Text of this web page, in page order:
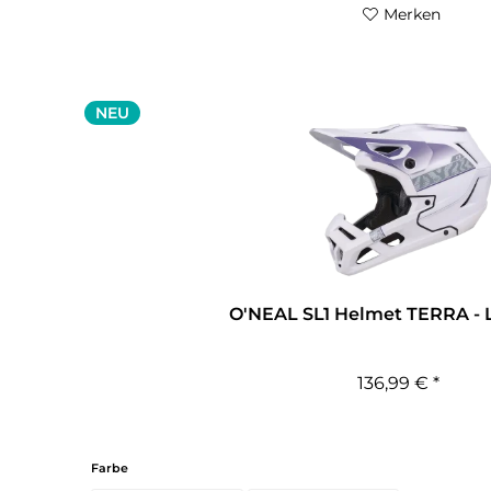
Merken
NEU
O'NEAL SL1 Helmet TERRA -
136,99 € *
Farbe